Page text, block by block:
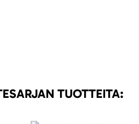
TUOTTEITA: